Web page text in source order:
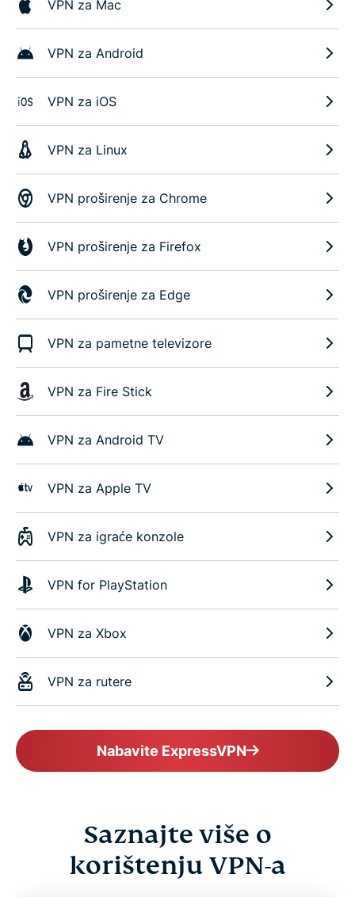
VPN za Mac
VPN za Android
VPN za iOS
VPN za Linux
VPN proširenje za Chrome
VPN proširenje za Firefox
VPN proširenje za Edge
VPN za pametne televizore
VPN za Fire Stick
VPN za Android TV
VPN za Apple TV
VPN za igraće konzole
VPN for PlayStation
VPN za Xbox
VPN za rutere
Nabavite ExpressVPN
Saznajte više o
korištenju VPN-a